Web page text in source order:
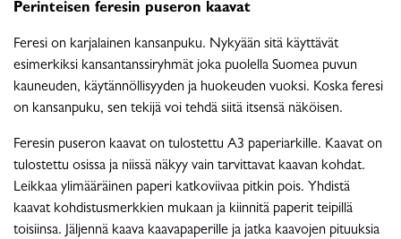
Perinteisen feresin puseron kaavat
Feresi on karjalainen kansanpuku. Nykyään sitä käyttävät
esimerkiksi kansantanssiryhmät joka puolella Suomea puvun
kauneuden, käytännöllisyyden ja huokeuden vuoksi. Koska feresi
on kansanpuku, sen tekijä voi tehdä siitä itsensä näköisen.
Feresin puseron kaavat on tulostettu A3 paperiarkille. Kaavat on
tulostettu osissa ja niissä näkyy vain tarvittavat kaavan kohdat.
Leikkaa ylimääräinen paperi katkoviivaa pitkin pois. Yhdistä
kaavat kohdistusmerkkien mukaan ja kiinnitä paperit teipillä
toisiinsa. Jäljennä kaava kaavapaperille ja jatka kaavojen pituuksia